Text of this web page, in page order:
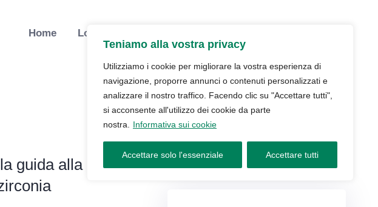
Teniamo alla vostra privacy
Utilizziamo i cookie per migliorare la vostra esperienza di
navigazione, proporre annunci o contenuti personalizzati e
analizzare il nostro traffico. Facendo clic su "Accettare tutti",
si acconsente all'utilizzo dei cookie da parte
nostra.
Informativa sui cookie
Accettare solo l'essenziale Accettare tutti
Home Lo Studio
guida alla